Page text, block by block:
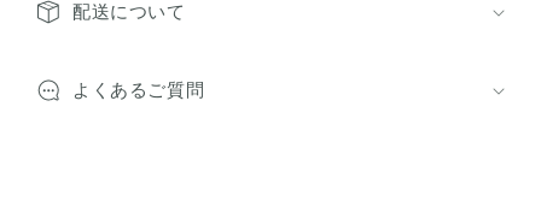
配送について
よくあるご質問